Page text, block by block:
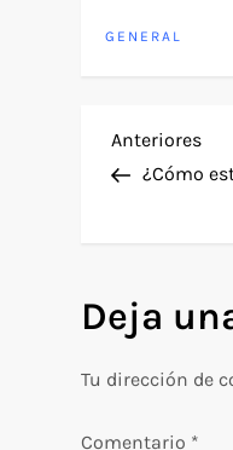
GENERAL
N
e
g
a
Entrada
anterior
Anteriores
¿Cómo
Deja
Tu dirección de
Comentario *